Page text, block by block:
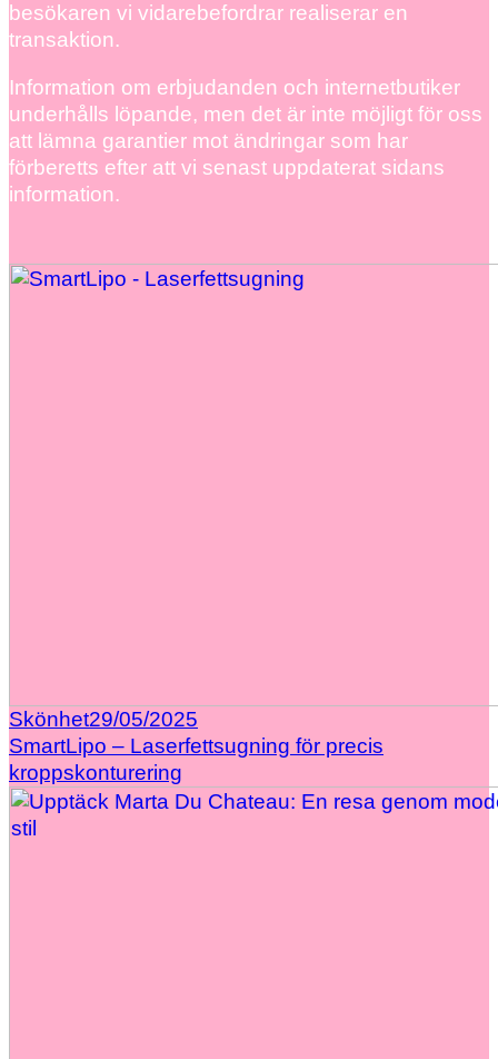
besökaren vi vidarebefordrar realiserar en
transaktion.
Information om erbjudanden och internetbutiker
underhålls löpande, men det är inte möjligt för oss
att lämna garantier mot ändringar som har
förberetts efter att vi senast uppdaterat sidans
information.
Skönhet29/05/2025
SmartLipo – Laserfettsugning för precis
kroppskonturering